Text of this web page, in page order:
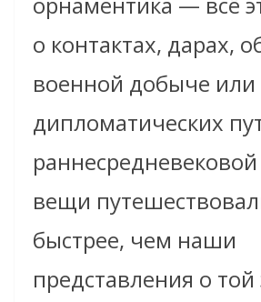
о контактах, дарах,
военной добыче или
дипломатических
вещи
быстрее, чем наши
представления о